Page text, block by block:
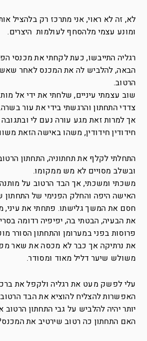
לא, זה לא ראוי, אני מתרכז רק בלהציל
ומונע עצמי מלהסחף לעולמות היצרים.
רגליה התייבשו, כעת לקחתי את מכנסי
הבאה, להלביש לה את המכנס לאחר
הרטוב.
שוב עצמתי עיניים, שלחתי את ידי אל
צדדי התחתון והרגשתי בידי את עור
אך למרות זאת מגע עורה נעם לי
חידודין חידודין, משהו באישה הזאת
התחלתי לקלף את תחתוניה, התחתון
ובשלב מסויים לא מש ממקומו.
משכתי ומשכתי, אך הבד הרטוב על
האישה היפה והחלק הפנימי של התחתון
חסם את המשך גלישתו. פתחתי את עיני,
את הבעיה, הבטתי בה, יפיפיה רדומה
פרוסות בפני במערומן והתחתון הסורר
את נרתיקה אך כבר לא מכסה את שאר
משולש שיער דליל מאוד ומסודר.
עלי לפשק מעט את רגליה ולקפל את
האפשרות להצליח להוציא את הבד
יותר יהיה להלביש על גבי התחתון
האם התחתון כה רטוב שירטיב את